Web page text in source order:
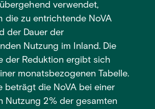
verwendet,
die zu entrichtende NoVA
der Dauer der
Nutzung im Inland. Die
der Reduktion ergibt sich
monatsbezogenen Tabelle.
beträgt die NoVA bei einer
Nutzung 2% der gesamten